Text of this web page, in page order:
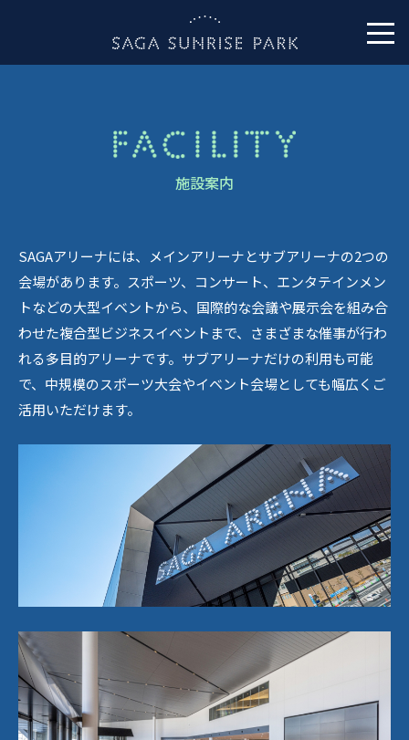
施設案内
SAGAアリーナには、メインアリーナとサブアリーナの2つの
会場があります。スポーツ、コンサート、エンタテインメン
トなどの大型イベントから、国際的な会議や展示会を組み合
わせた複合型ビジネスイベントまで、さまざまな催事が行わ
れる多目的アリーナです。サブアリーナだけの利用も可能
で、中規模のスポーツ大会やイベント会場としても幅広くご
活用いただけます。